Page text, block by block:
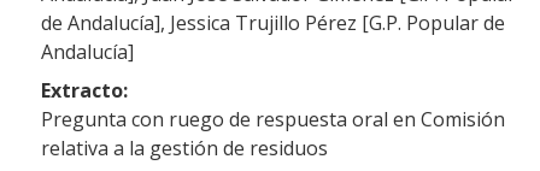
de Andalucía], Jessica Trujillo Pérez [G.P. Popular de
Andalucía]
Extracto:
Pregunta con ruego de respuesta oral en Comisión
relativa a la gestión de residuos